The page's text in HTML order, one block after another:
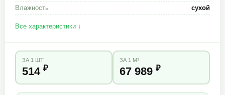
Влажность
сухой
Все характеристики ↓
ЗА 1 ШТ
514 ₽
ЗА 1 М³
67 989 ₽